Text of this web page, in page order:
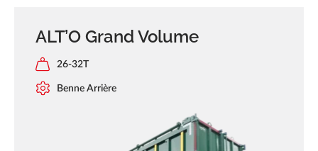
ALT’O Grand Volume
26-32T
Benne Arrière